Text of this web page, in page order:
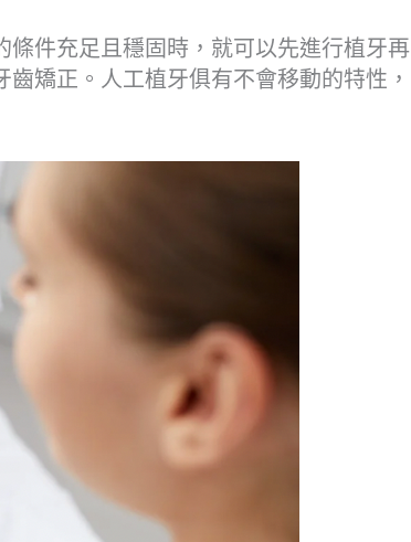
件充足且穩固時，就可以先進行植牙再
矯正。人工植牙俱有不會移動的特性，